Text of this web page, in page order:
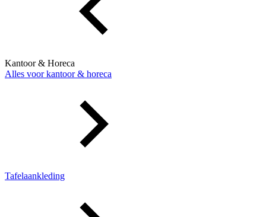
Kantoor & Horeca
Alles voor kantoor & horeca
Tafelaankleding